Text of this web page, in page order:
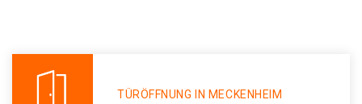
TÜRÖFFNUNG IN MECKENHEIM